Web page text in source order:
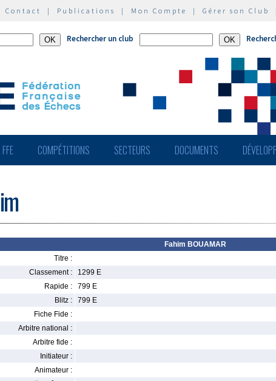
Contact | Publications | Mon Compte | Gérer son Club
Rechercher un club
FFE COMPÉTITIONS SECTEURS DOCUMENTS
Fahim BOUAMAR
Titre :
Classement :
1299 E
Rapide :
799 E
Blitz :
799 E
Fiche Fide :
Arbitre national :
Arbitre fide :
Initiateur :
Animateur :